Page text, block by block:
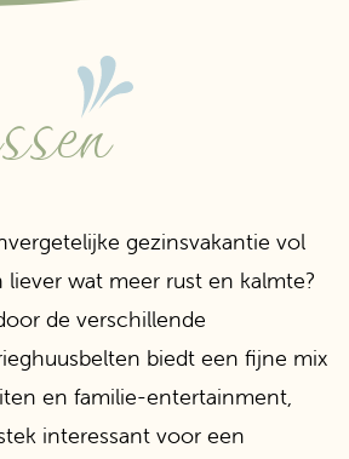
gezinsvakantie vol
wat meer rust en kalmte?
de verschillende
biedt een fijne mix
en familie-entertainment,
interessant voor een